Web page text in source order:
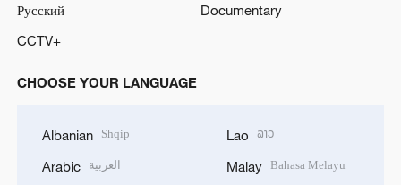
Русский
Documentary
CCTV+
CHOOSE YOUR LANGUAGE
Albanian Shqip
Arabic العربية
Lao ລາວ
Malay Bahasa Melayu